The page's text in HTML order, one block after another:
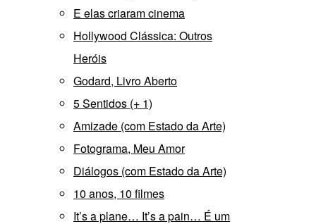
E elas criaram cinema
Hollywood Clássica: Outros
Heróis
Godard, Livro Aberto
5 Sentidos (+ 1)
Amizade (com Estado da Arte)
Fotograma, Meu Amor
Diálogos (com Estado da Arte)
10 anos, 10 filmes
It’s a plane… It’s a pain… É um